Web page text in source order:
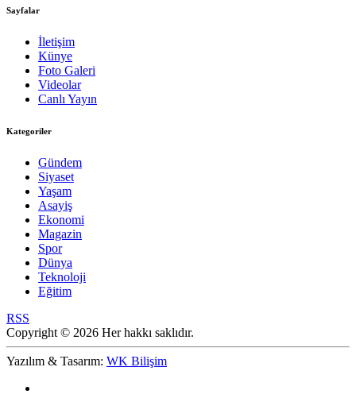
Sayfalar
İletişim
Künye
Foto Galeri
Videolar
Canlı Yayın
Kategoriler
Gündem
Siyaset
Yaşam
Asayiş
Ekonomi
Magazin
Spor
Dünya
Teknoloji
Eğitim
RSS
Copyright © 2026 Her hakkı saklıdır.
Yazılım & Tasarım: WK Bilişim